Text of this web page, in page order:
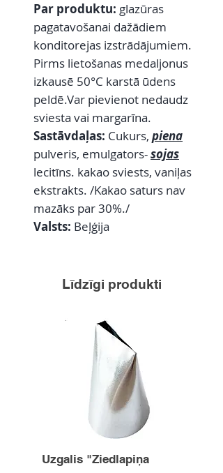
Par produktu: glazūras
pagatavošanai dažādiem
konditorejas izstrādājumiem.
Pirms lietošanas medaljonus
izkausē 50°C karstā ūdens
peldē.Var pievienot nedaudz
sviesta vai margarīna.
Sastāvdaļas: Cukurs, piena
pulveris, emulgators-sojas
lecitīns. kakao sviests, vaniļas
ekstrakts. /Kakao saturs nav
mazāks par 30%./
Valsts: Beļģija
Līdzīgi produkti
Uzgalis "Ziedlapiņa